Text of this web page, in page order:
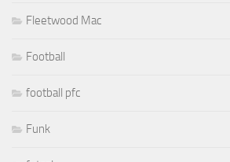
Fleetwood Mac
Football
football pfc
Funk